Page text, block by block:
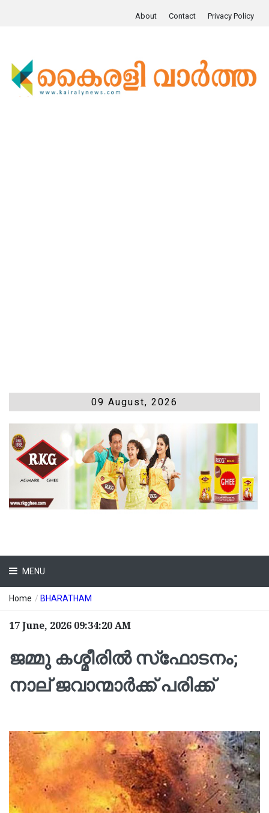
About Contact Privacy Policy
09 August, 2026
MENU
Home / BHARATHAM
17 June, 2026 09:34:20 AM
ജമ്മു കശ്മീരില്‍ സ്‌ഫോടനം;
നാല് ജവാന്മാര്‍ക്ക് പരിക്ക്